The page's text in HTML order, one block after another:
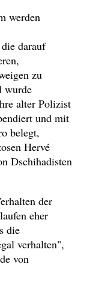
werden
darauf
zu
wurde
alter Polizist
und mit
belegt,
Hervé
Dschihadisten
der
eher
die
verhalten",
von